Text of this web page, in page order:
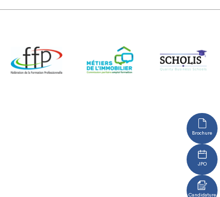
Brochure
JPO
Candidature